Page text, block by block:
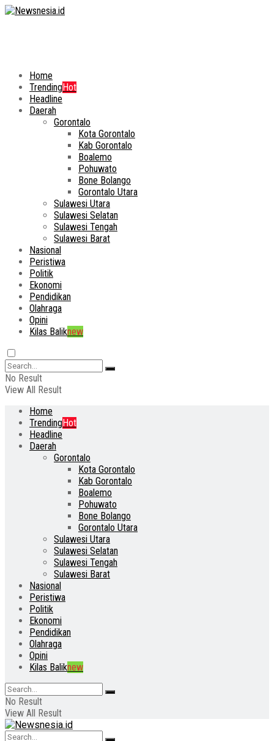
Home
TrendingHot
Headline
Daerah
Gorontalo
Kota Gorontalo
Kab Gorontalo
Boalemo
Pohuwato
Bone Bolango
Gorontalo Utara
Sulawesi Utara
Sulawesi Selatan
Sulawesi Tengah
Sulawesi Barat
Nasional
Peristiwa
Politik
Ekonomi
Pendidikan
Olahraga
Opini
Kilas Baliknew
No Result
View All Result
Home
TrendingHot
Headline
Daerah
Gorontalo
Kota Gorontalo
Kab Gorontalo
Boalemo
Pohuwato
Bone Bolango
Gorontalo Utara
Sulawesi Utara
Sulawesi Selatan
Sulawesi Tengah
Sulawesi Barat
Nasional
Peristiwa
Politik
Ekonomi
Pendidikan
Olahraga
Opini
Kilas Baliknew
No Result
View All Result